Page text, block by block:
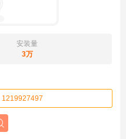
安装量
3万
1219927497